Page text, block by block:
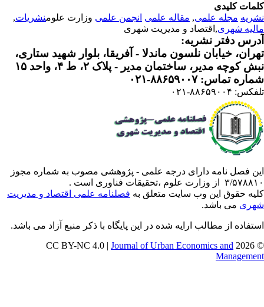
کلیدی
مجله علمی, مقاله علمی انجمن علمیوزارت علومنشریات,
شهری ,اقتصاد و مدیریت شهری
دفتر نشریه:
خیابان نلسون ماندلا - آفریقا، بلوار شهید ستاری،
کوچه مدیر، ساختمان مدیر - پلاک ۲، ط ۴، واحد ۱۵
تماس: ۸۸۶۵۹۰۰۷-۰۲۱
۸۸۶۵۹۰۰۴-۰۲۱
فصل نامه دارای درجه علمی - پژوهشی مصوب به شماره مجوز
وزارت علوم ،تحقیقات فناوری است .
حقوق این وب سایت متعلق بهفصلنامه علمی اقتصاد و مدیریت
می باشد.
از مطالب ارایه شده در این پایگاه با ذکر منبع آزاد می باشد.
©
Journal of Urban Economics and